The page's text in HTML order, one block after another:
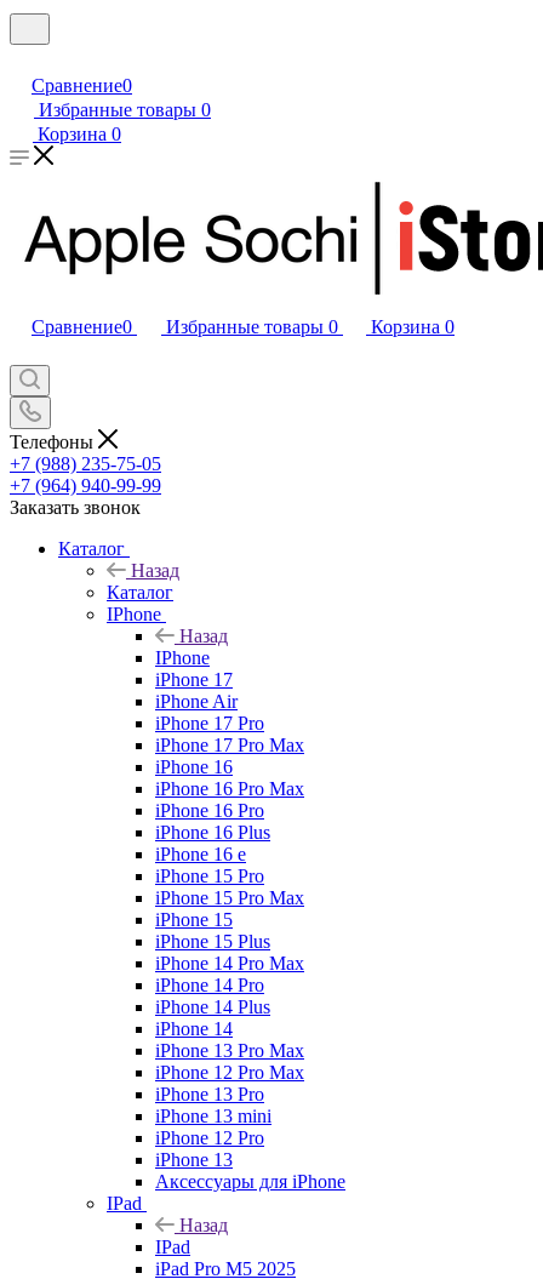
Сравнение0
Избранные товары 0
Корзина 0
Сравнение0 Избранные товары 0 Корзина 0
Телефоны
+7 (988) 235-75-05
+7 (964) 940-99-99
Заказать звонок
Каталог
Назад
Каталог
IPhone
Назад
IPhone
iPhone 17
iPhone Air
iPhone 17 Pro
iPhone 17 Pro Max
iPhone 16
iPhone 16 Pro Max
iPhone 16 Pro
iPhone 16 Plus
iPhone 16 e
iPhone 15 Pro
iPhone 15 Pro Max
iPhone 15
iPhone 15 Plus
iPhone 14 Pro Max
iPhone 14 Pro
iPhone 14 Plus
iPhone 14
iPhone 13 Pro Max
iPhone 12 Pro Max
iPhone 13 Pro
iPhone 13 mini
iPhone 12 Pro
iPhone 13
Аксессуары для iPhone
IPad
Назад
IPad
iPad Pro M5 2025